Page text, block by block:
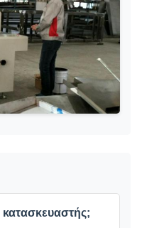
κατασκευαστής;